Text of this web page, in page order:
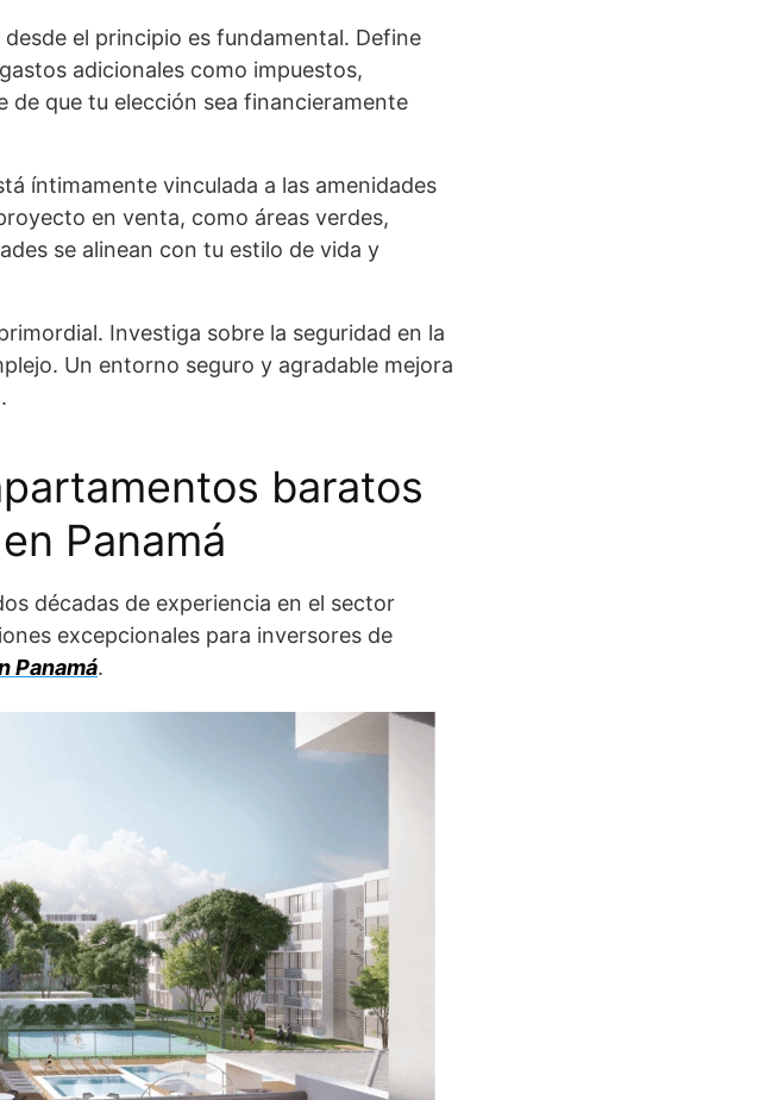
el principio es fundamental. Define
adicionales como impuestos,
de que tu elección sea financieramente
íntimamente vinculada a las amenidades
en venta, como áreas verdes,
se alinean con tu estilo de vida y
Investiga sobre la seguridad en la
Un entorno seguro y agradable mejora
baratos
Panamá
décadas de experiencia en el sector
excepcionales para inversores de
Panamá.